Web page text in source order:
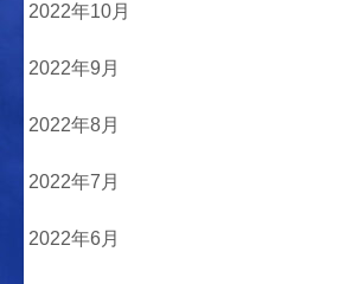
2022年10月
2022年9月
2022年8月
2022年7月
2022年6月